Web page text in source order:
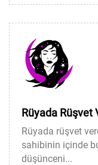
Rüyada Rüşvet
Rüyada rüşvet
sahibinin içinde
düşünceni...